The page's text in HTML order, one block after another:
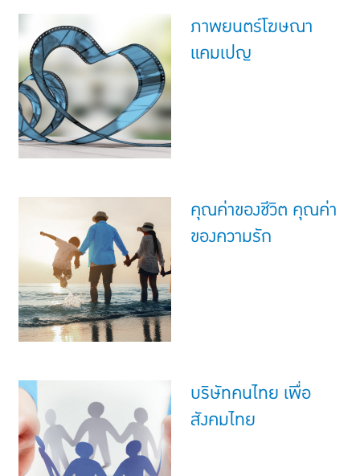
ภาพยนตร์โฆษณา
แคมเปญ
คุณค่าของชีวิต คุณค่า
ของความรัก
บริษัทคนไทย เพื่อ
สังคมไทย